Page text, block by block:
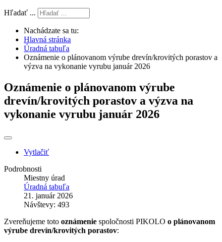
Hľadať ...
Nachádzate sa tu:
Hlavná stránka
Úradná tabuľa
Oznámenie o plánovanom výrube drevín/krovitých porastov a
výzva na vykonanie vyrubu január 2026
Oznámenie o plánovanom výrube
drevín/krovitých porastov a výzva na
vykonanie vyrubu január 2026
Vytlačiť
Podrobnosti
Miestny úrad
Úradná tabuľa
21. január 2026
Návštevy: 493
Zvereňujeme toto oznámenie spoločnosti PIKOLO o plánovanom
výrube drevín/krovitých porastov: